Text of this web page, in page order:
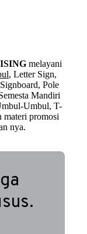
melayani
, Letter Sign,
Pole
Mandiri
Umbul, T-
materi promosi
nya.